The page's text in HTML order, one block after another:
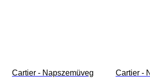
Cartier - Napszemüveg Cartier -